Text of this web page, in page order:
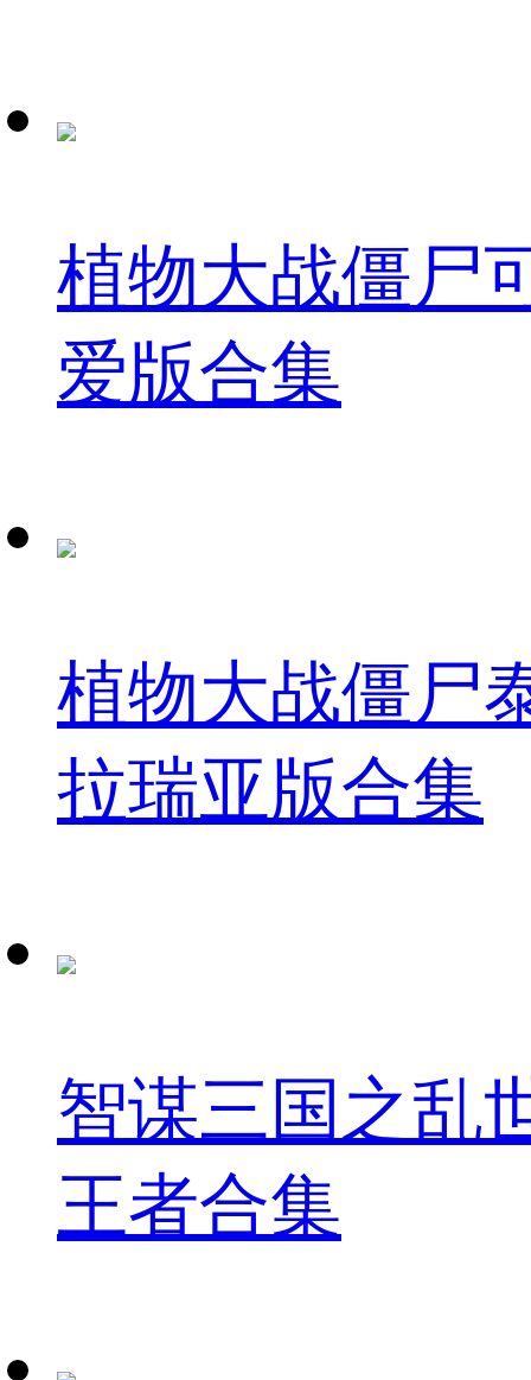
植物大战僵尸
爱版合集
植物大战僵尸
拉瑞亚版合集
智谋三国之乱
王者合集